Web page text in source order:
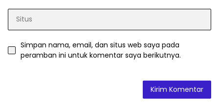
Simpan nama, email, dan situs web saya pada
peramban ini untuk komentar saya berikutnya.